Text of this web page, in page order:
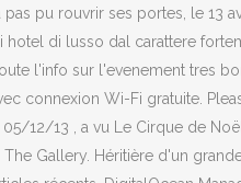
pu rouvrir ses portes, le 13
di lusso dal carattere
l'info sur l'evenement tres
connexion Wi-Fi gratuite.
12/13 , a vu Le Cirque de
The Gallery. Héritière d'un